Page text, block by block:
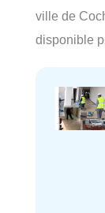
ville de
disponible